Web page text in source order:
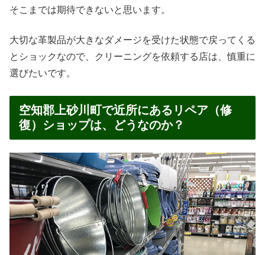
そこまでは期待できないと思います。
大切な革製品が大きなダメージを受けた状態で戻ってくる
とショックなので、クリーニングを依頼する店は、慎重に
選びたいです。
空知郡上砂川町で近所にあるリペア（修
復）ショップは、どうなのか？